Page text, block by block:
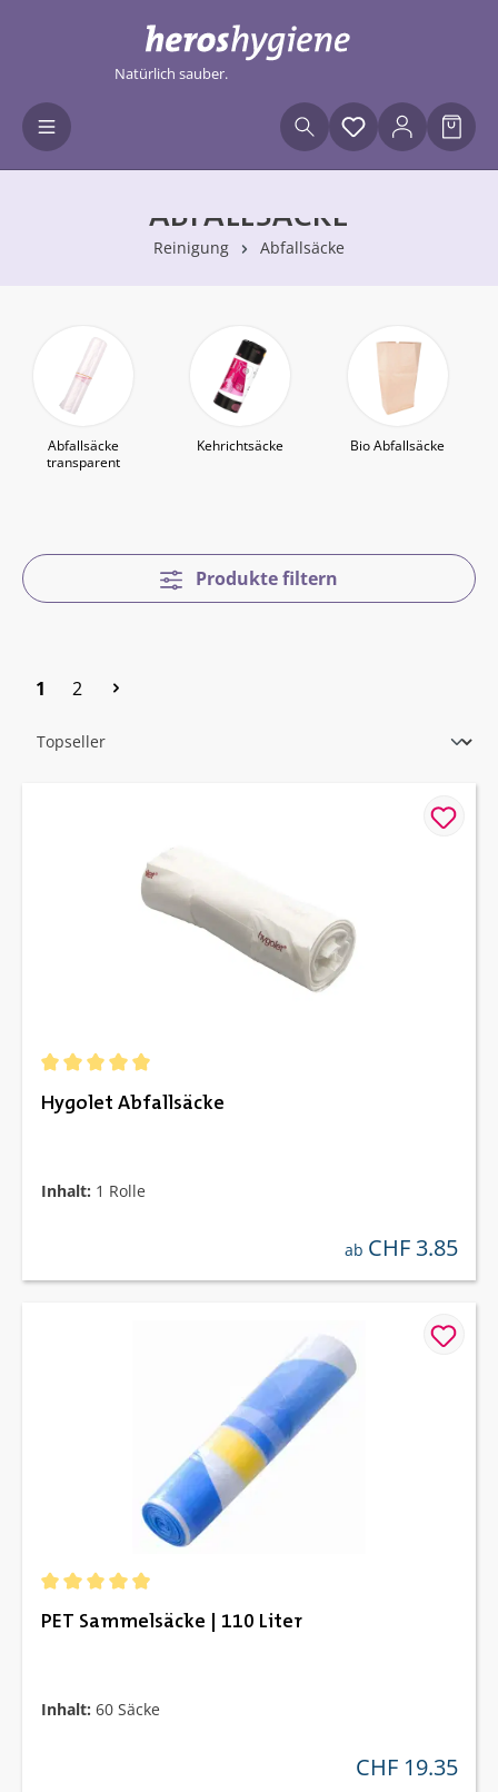
Zum Hauptinhalt springen
Natürlich sauber.
Du hast 0
ABFALLSÄCKE
Reinigung Abfallsäcke
Abfallsäcke
transparent
Kehrichtsäcke Bio Abfallsäcke
Produkte filtern
Seite
1 Seite
2
Hygolet Abfallsäcke
Inhalt: 1 Rolle
regulärer preis:
ab CHF 3.85
PET Sammelsäcke | 110 Liter
Inhalt: 60 Säcke
regulärer preis:
CHF 19.35